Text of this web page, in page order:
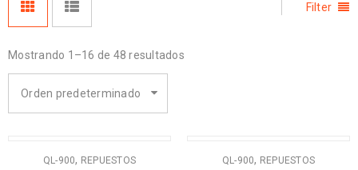
Filter
Mostrando 1–16 de 48 resultados
Orden predeterminado
QL-900, REPUESTOS QL-900, REPUESTOS